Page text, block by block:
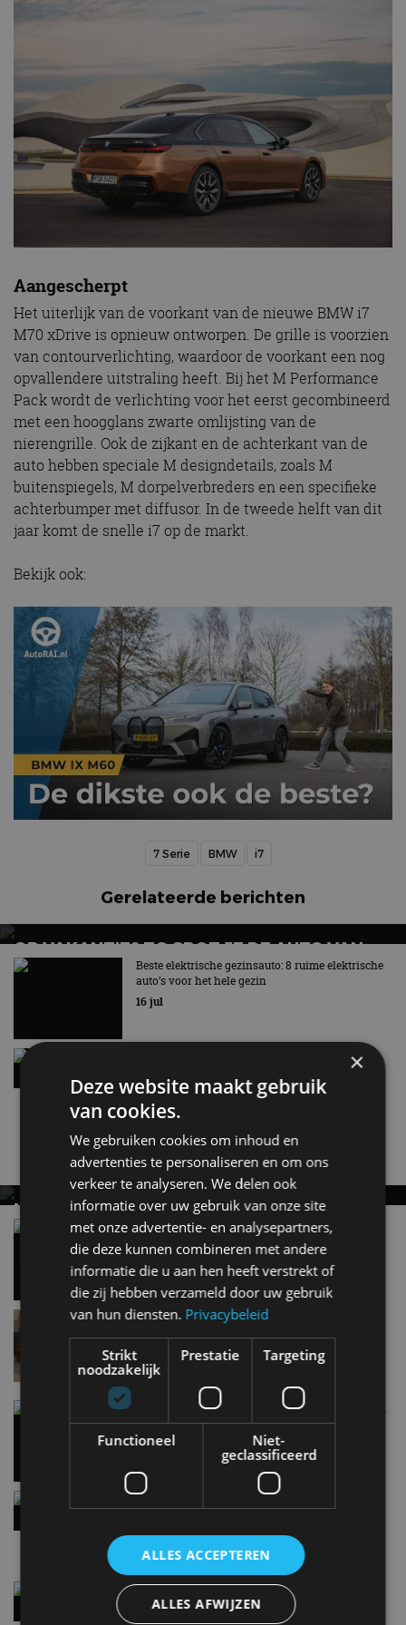
Aangescherpt
Het uiterlijk van de voorkant van de nieuwe BMW i7
M70 xDrive is opnieuw ontworpen. De grille is voorzien
van contourverlichting, waardoor de voorkant een nog
opvallendere uitstraling heeft. Bij het M Performance
Pack wordt de verlichting voor het eerst gecombineerd
met een hoogglans zwarte omlijsting van de
nierengrille. Ook de zijkant en de achterkant van de
auto hebben speciale M designdetails, zoals M
buitenspiegels, M dorpelverbreders en een specifieke
achterbumper met diffusor. In de tweede helft van dit
jaar komt de snelle i7 op de markt.
Bekijk ook:
7 Serie BMW i7
Gerelateerde berichten
OP VAKANTIE? ZO SPOT JE DE AUTO VAN
MORGEN
Beste elektrische gezinsauto: 8 ruime elektrische
auto’s voor het hele gezin
16 jul
BMW iX5 Hydrogen: waterstof-X5 krijgt 750
1 jul
Nieuwste berichten
MET KORTING NAAR EV EXPERIENCE 2026?
AUTORAI REGELT HET!
EV Experience 2026 van 24 tot 26 september
Vergelijking: BMW iX3 vs Volvo EX60 – Welke
moet je hebben?
28 mei
Lamborghini Revuelto eert 60 jaar Miura met
6 aug
Carbon fibre op je laadkabel: nergens voor nodig,
en precies daarom geweldig
5 aug
Hennessey Blackbird krijgt atmosferische V8 en
handbak: soms is eenvoud leuker
5 aug
Audi A2 e-Tron mikt op verbruik van 12,8 kWh
per 100 kilometer
×
Deze website maakt gebruik
van cookies.
We gebruiken cookies om inhoud en
advertenties te personaliseren en om ons
verkeer te analyseren. We delen ook
informatie over uw gebruik van onze site
met onze advertentie- en analysepartners,
die deze kunnen combineren met andere
informatie die u aan hen heeft verstrekt of
die zij hebben verzameld door uw gebruik
van hun diensten. Privacybeleid
Strikt
noodzakelijk
Prestatie Targeting
Functioneel
Niet-
geclassificeerd
ALLES ACCEPTEREN
ALLES AFWIJZEN